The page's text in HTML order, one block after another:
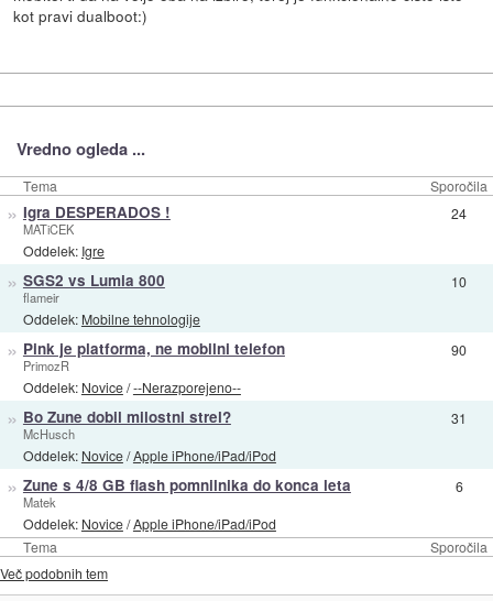
kot pravi dualboot:)
Vredno ogleda ...
Tema Sporočila
Tema Sporočila
» Igra DESPERADOS !
MATiCEK
Oddelek: Igre
24
» SGS2 vs Lumia 800
flameir
Oddelek: Mobilne tehnologije
10
» Pink je platforma, ne mobilni telefon
PrimozR
Oddelek: Novice/--Nerazporejeno--
90
» Bo Zune dobil milostni strel?
McHusch
Oddelek: Novice/Apple iPhone/iPad/iPod
31
» Zune s 4/8 GB flash pomnilnika do konca leta
Matek
Oddelek: Novice/Apple iPhone/iPad/iPod
6
Več podobnih tem